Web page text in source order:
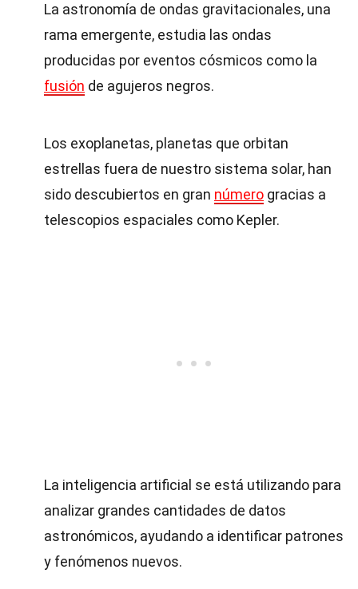
La astronomía de ondas gravitacionales, una
rama emergente, estudia las ondas
producidas por eventos cósmicos como la
fusión de agujeros negros.
Los exoplanetas, planetas que orbitan
estrellas fuera de nuestro sistema solar, han
sido descubiertos en gran número gracias a
telescopios espaciales como Kepler.
La inteligencia artificial se está utilizando para
analizar grandes cantidades de datos
astronómicos, ayudando a identificar patrones
y fenómenos nuevos.